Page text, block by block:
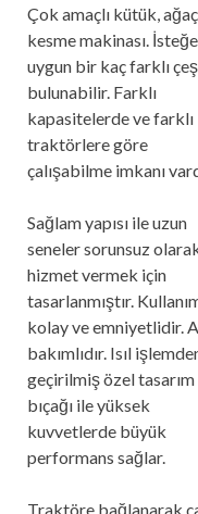
Çok amaçlı kütük, ağaç
kesme makinası. İsteğe
uygun bir kaç farklı
bulunabilir. Farklı
kapasitelerde ve farklı
traktörlere göre
çalışabilme imkanı
Sağlam yapısı ile uzun
seneler sorunsuz
hizmet vermek için
tasarlanmıştır.
kolay ve emniyetlidir.
bakımlıdır. Isıl
geçirilmiş özel tasarım
bıçağı ile yüksek
kuvvetlerde büyük
performans sağlar.
Traktöre bağlanarak